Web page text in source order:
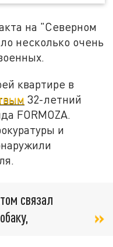
на "Северном
несколько очень
квартире в
32-летний
FORMOZA.
и
связал